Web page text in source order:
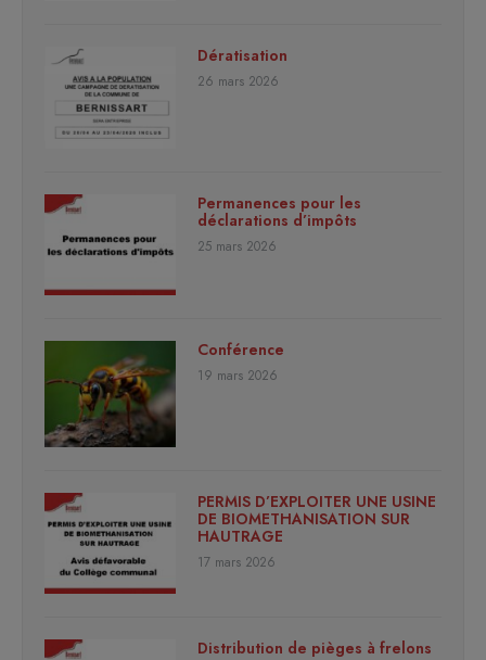
Dératisation
26 mars 2026
Permanences pour les
déclarations d’impôts
25 mars 2026
Conférence
19 mars 2026
PERMIS D’EXPLOITER UNE USINE
DE BIOMETHANISATION SUR
HAUTRAGE
17 mars 2026
Distribution de pièges à frelons